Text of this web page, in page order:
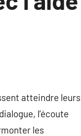
atteindre leurs
l’écoute
les